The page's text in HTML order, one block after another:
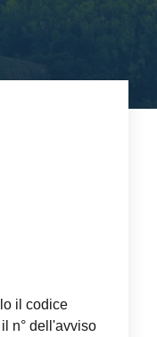
il codice
n° dell'avviso